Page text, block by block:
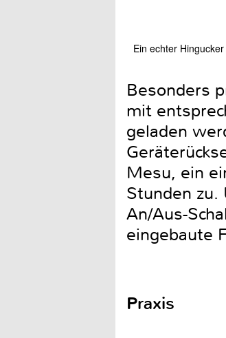
Ein echter
Besonders
mit
geladen
Mesu, ein
Stunden zu.
An/Aus-
eingebaute
Praxis